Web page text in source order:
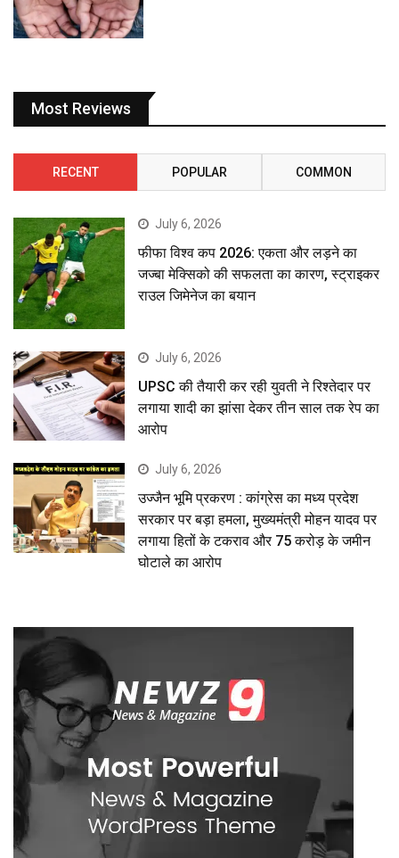
Most Reviews
RECENT POPULAR COMMON
July 6, 2026
फीफा विश्व कप 2026: एकता और लड़ने का
जज्बा मेक्सिको की सफलता का कारण, स्ट्राइकर
राउल जिमेनेज का बयान
July 6, 2026
UPSC की तैयारी कर रही युवती ने रिश्तेदार पर
लगाया शादी का झांसा देकर तीन साल तक रेप का
आरोप
July 6, 2026
उज्जैन भूमि प्रकरण : कांग्रेस का मध्य प्रदेश
सरकार पर बड़ा हमला, मुख्यमंत्री मोहन यादव पर
लगाया हितों के टकराव और 75 करोड़ के जमीन
घोटाले का आरोप